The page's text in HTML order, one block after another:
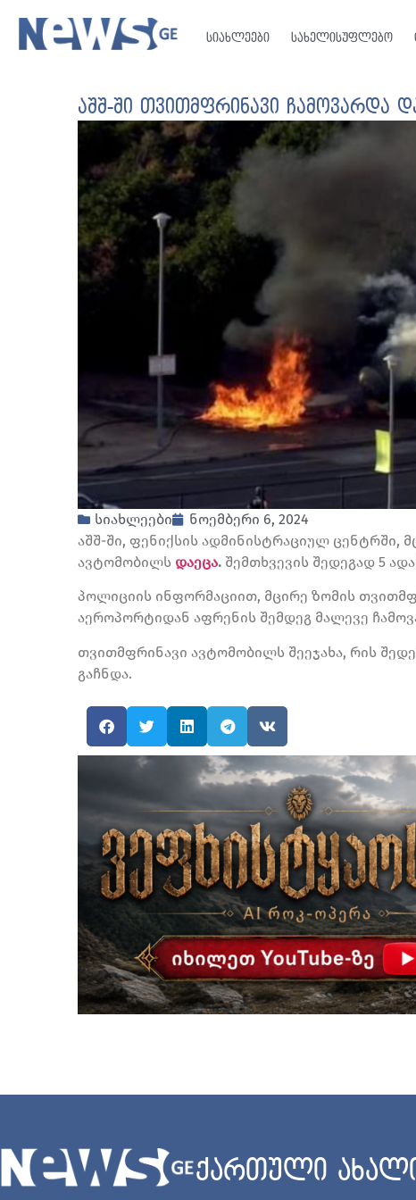
სიახლეები სახელისუფლებო
აშშ-ში თვითმფრინავი ჩამოვარდა
სიახლეები
ნოემბერი 6, 2024
აშშ-ში, ფენიქსის ადმინისტრაციულ ცენტრში,
ავტომობილს დაეცა. შემთხვევის შედეგად 5
პოლიციის ინფორმაციით, მცირე ზომის
აეროპორტიდან აფრენის შემდეგ მალევე
თვითმფრინავი ავტომობილს შეეჯახა, რის
გაჩნდა.
ქართული